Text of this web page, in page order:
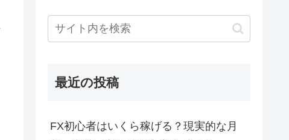
最近の投稿
FX初心者はいくら稼げる？現実的な月